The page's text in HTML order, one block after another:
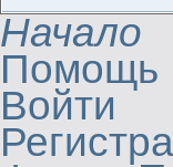
Начало
Помощь
Войти